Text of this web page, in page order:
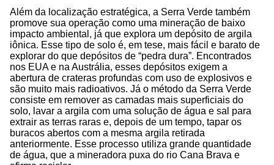
Além da localização estratégica, a Serra Verde também
promove sua operação como uma mineração de baixo
impacto ambiental, já que explora um depósito de argila
iônica. Esse tipo de solo é, em tese, mais fácil e barato de
explorar do que depósitos de “pedra dura”. Encontrados
nos EUA e na Austrália, esses depósitos exigem a
abertura de crateras profundas com uso de explosivos e
são muito mais radioativos. Já o método da Serra Verde
consiste em remover as camadas mais superficiais do
solo, lavar a argila com uma solução de água e sal para
extrair as terras raras e, depois de um tempo, tapar os
buracos abertos com a mesma argila retirada
anteriormente. Esse processo utiliza grande quantidade
de água, que a mineradora puxa do rio Cana Brava e